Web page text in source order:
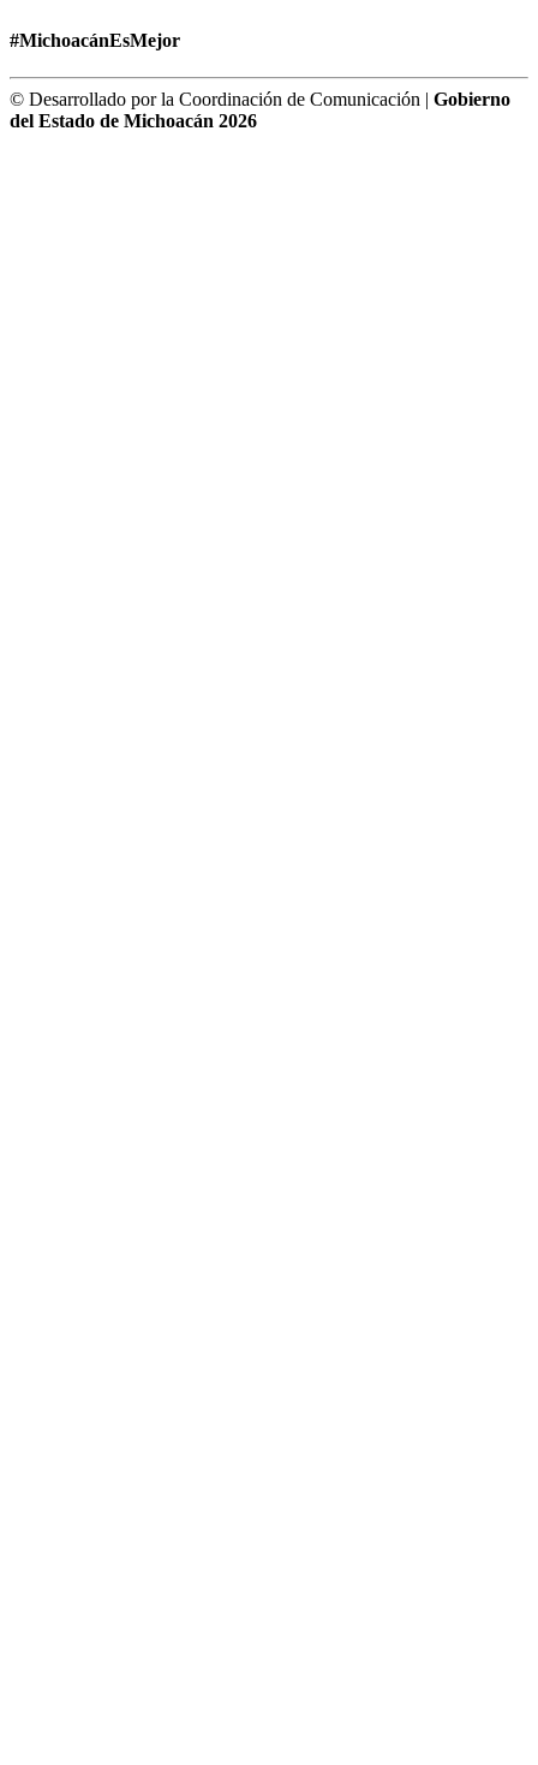
#MichoacánEsMejor
© Desarrollado por la Coordinación de Comunicación | Gobierno
del Estado de Michoacán 2026